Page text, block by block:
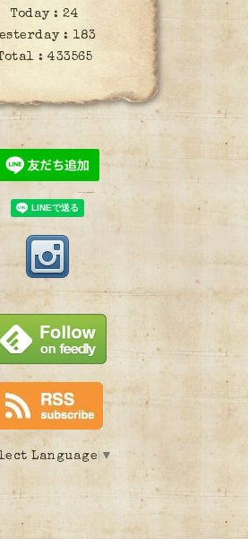
Today : 24
: 183
: 433565
Language ▼